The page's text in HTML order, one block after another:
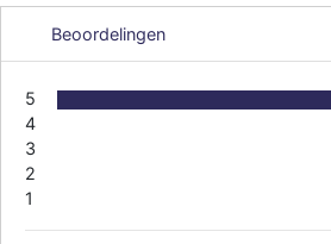
Beoordelingen
5
4
3
2
1